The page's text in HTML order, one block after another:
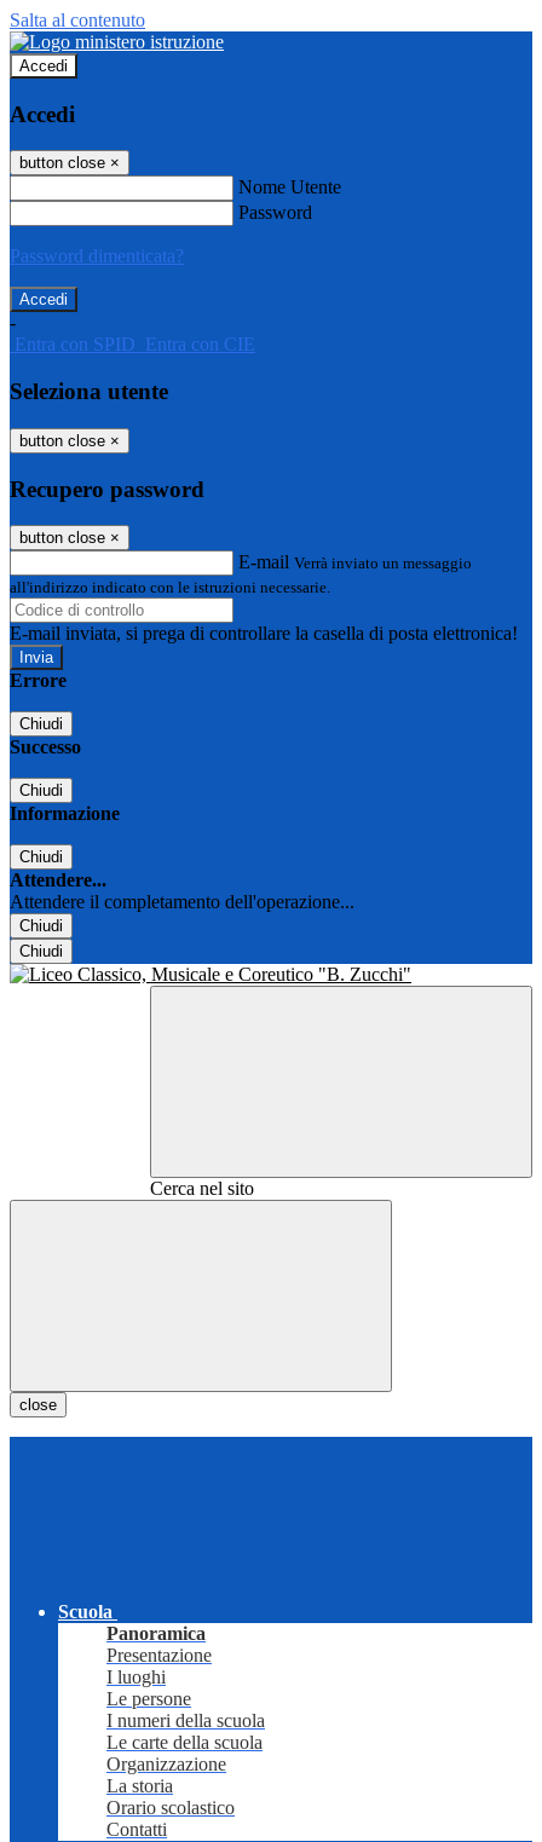
Salta al contenuto
Accedi
Accedi
button close ×
Nome Utente
Password
Password dimenticata?
-
Entra con SPID Entra con CIE
Seleziona utente
button close ×
Recupero password
button close ×
E-mail Verrà inviato un messaggio
all'indirizzo indicato con le istruzioni necessarie.
E-mail inviata, si prega di controllare la casella di posta elettronica!
Errore
Chiudi
Successo
Chiudi
Informazione
Chiudi
Attendere...
Attendere il completamento dell'operazione...
Chiudi
Chiudi
Cerca nel sito
close
Scuola
Panoramica
Presentazione
I luoghi
Le persone
I numeri della scuola
Le carte della scuola
Organizzazione
La storia
Orario scolastico
Contatti